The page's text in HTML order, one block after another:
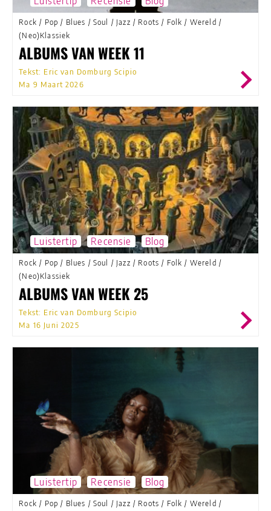
Rock / Pop / Blues / Soul / Jazz / Roots / Folk / Wereld /
(Neo)Klassiek
ALBUMS VAN WEEK 11
Tekst: Eric van Domburg Scipio
Ma 9 Maart 2026
Luistertip Recensie Blog
Rock / Pop / Blues / Soul / Jazz / Roots / Folk / Wereld /
(Neo)Klassiek
ALBUMS VAN WEEK 25
Tekst: Eric van Domburg Scipio
Ma 16 Juni 2025
Luistertip Recensie Blog
Rock / Pop / Blues / Soul / Jazz / Roots / Folk / Wereld /